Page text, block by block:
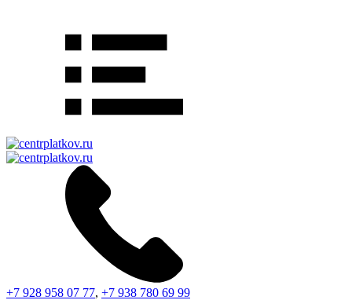
+7 928 958 07 77, +7 938 780 69 99